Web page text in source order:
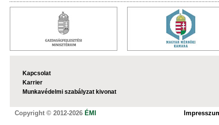
Kapcsolat
Karrier
Munkavédelmi szabályzat kivonat
Copyright © 2012-2026 ÉMI